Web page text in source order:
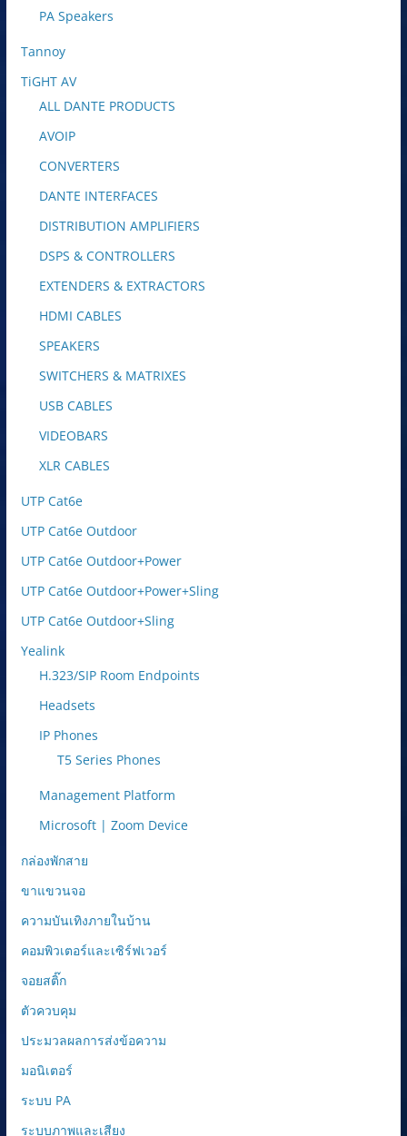
PA Speakers
Tannoy
TiGHT AV
ALL DANTE PRODUCTS
AVOIP
CONVERTERS
DANTE INTERFACES
DISTRIBUTION AMPLIFIERS
DSPS & CONTROLLERS
EXTENDERS & EXTRACTORS
HDMI CABLES
SPEAKERS
SWITCHERS & MATRIXES
USB CABLES
VIDEOBARS
XLR CABLES
UTP Cat6e
UTP Cat6e Outdoor
UTP Cat6e Outdoor+Power
UTP Cat6e Outdoor+Power+Sling
UTP Cat6e Outdoor+Sling
Yealink
H.323/SIP Room Endpoints
Headsets
IP Phones
T5 Series Phones
Management Platform
Microsoft | Zoom Device
กล่องพักสาย
ขาแขวนจอ
ความบันเทิงภายในบ้าน
คอมพิวเตอร์และเซิร์ฟเวอร์
จอยสติ๊ก
ตัวควบคุม
ประมวลผลการส่งข้อความ
มอนิเตอร์
ระบบ PA
ระบบภาพและเสียง